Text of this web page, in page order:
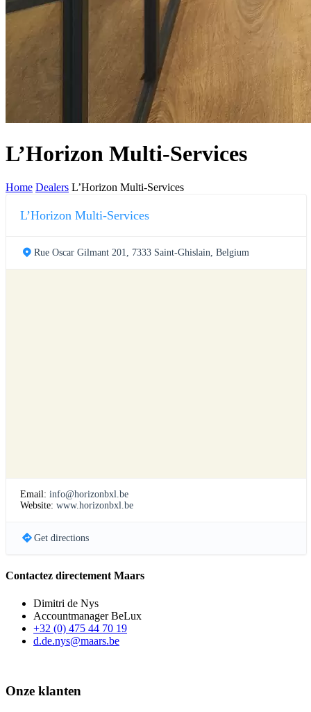
L’Horizon Multi-Services
Home Dealers L’Horizon Multi-Services
L’Horizon Multi-Services
Rue Oscar Gilmant 201, 7333 Saint-Ghislain, Belgium
Email: info@horizonbxl.be
Website: www.horizonbxl.be
Get directions
Contactez directement Maars
Dimitri de Nys
Accountmanager BeLux
+32 (0) 475 44 70 19
d.de.nys@maars.be
Onze klanten